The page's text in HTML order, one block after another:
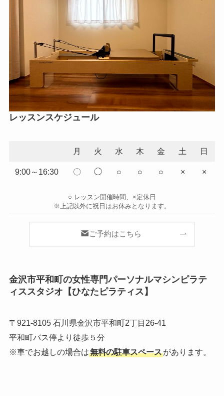
レッスンスケジュール
月 火 水 木 金 土 日
9:00～16:30 〇 ◯ ○ ○ ○ × ×
○ レッスン開催時間、×定休日
※上記以外に祝日はお休みとなります。
ご予約はこちら
金沢市平和町の女性専門パーソナルマシンピラテ
ィススタジオ【ひなたピラティス】
〒921-8105 石川県金沢市平和町2丁目26-41
平和町バス停より徒歩５分
※車でお越しの場合は無料の駐車スペースがあります。